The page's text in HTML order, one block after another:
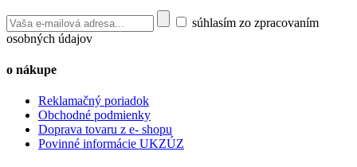
súhlasím zo zpracovaním
osobných údajov
o nákupe
Reklamačný poriadok
Obchodné podmienky
Doprava tovaru z e- shopu
Povinné informácie UKZÚZ